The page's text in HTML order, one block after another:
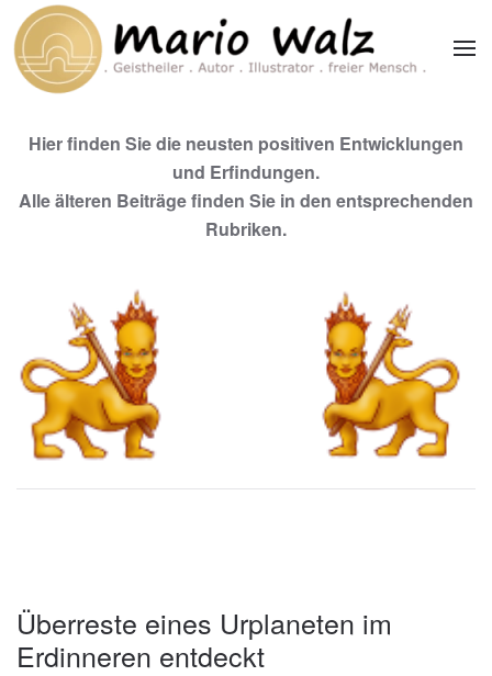
Zum Hauptinhalt springen
Hier finden Sie die neusten positiven Entwicklungen
und Erfindungen.
Alle älteren Beiträge finden Sie in den entsprechenden
Rubriken.
Überreste eines Urplaneten im
Erdinneren entdeckt